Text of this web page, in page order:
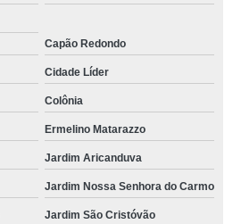
Capão Redondo
Cidade Líder
Colônia
Ermelino Matarazzo
Jardim Aricanduva
Jardim Nossa Senhora do Carmo
Jardim São Cristóvão